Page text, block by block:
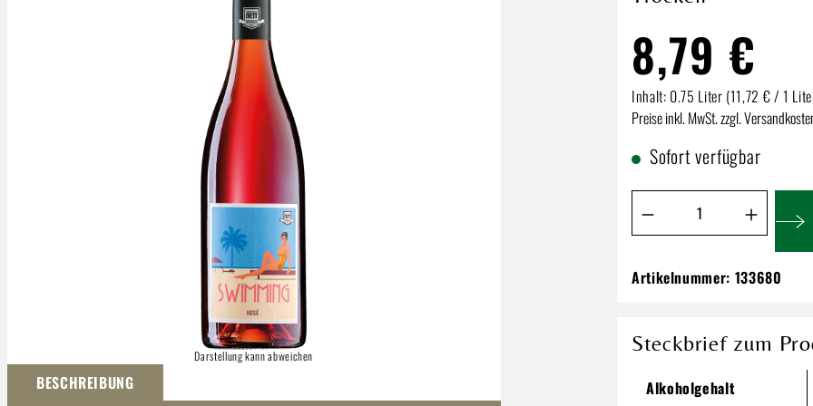
Darstellung kann abweichen
BESCHREIBUNG
8,79 €
Inhalt: 0.75 Liter (11,72 € / 1
Preise inkl. MwSt. zzgl.
Sofort verfügbar
Produkt Anzahl: Gib
Bergdolt-Reif &
8,79 €
(11,72 € / 1
Preise inkl. MwSt. zzgl. Versandkosten
Artikelnummer: 133680
Steckbrief zum
Alkoholgehalt